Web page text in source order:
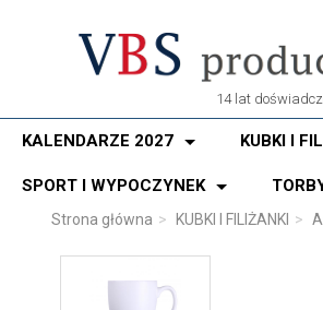
14 lat
KALENDARZE 2027 KUBKI I
SPORT I WYPOCZYNEK
Strona główna KUBKI I FILIŻANKI